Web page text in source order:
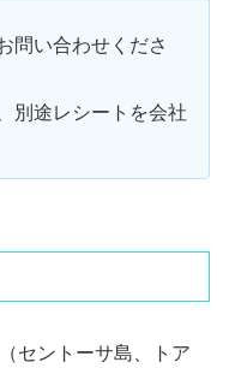
問い合わせくださ
別途レシートを会社
セントーサ島、トア